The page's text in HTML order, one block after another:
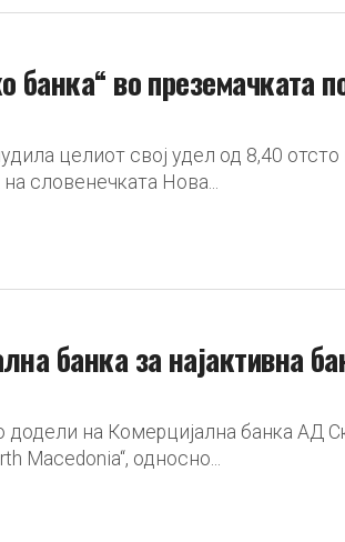
банка“ во преземачката
целиот свој удел од 8,40 отсто
словенечката Нова...
банка за најактивна
додели на Комерцијална банка АД
Macedonia“, односно...